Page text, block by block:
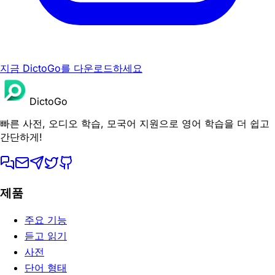
지금 DictoGo를 다운로드하세요
DictoGo
빠른 사전, 오디오 학습, 모국어 지원으로 영어 학습을 더 쉽고
간단하게!
제품
주요 기능
듣고 읽기
사전
단어 형태